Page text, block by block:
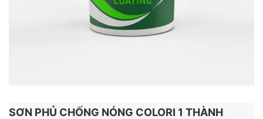
SƠN PHỦ CHỐNG NÓNG COLORI 1 THÀNH